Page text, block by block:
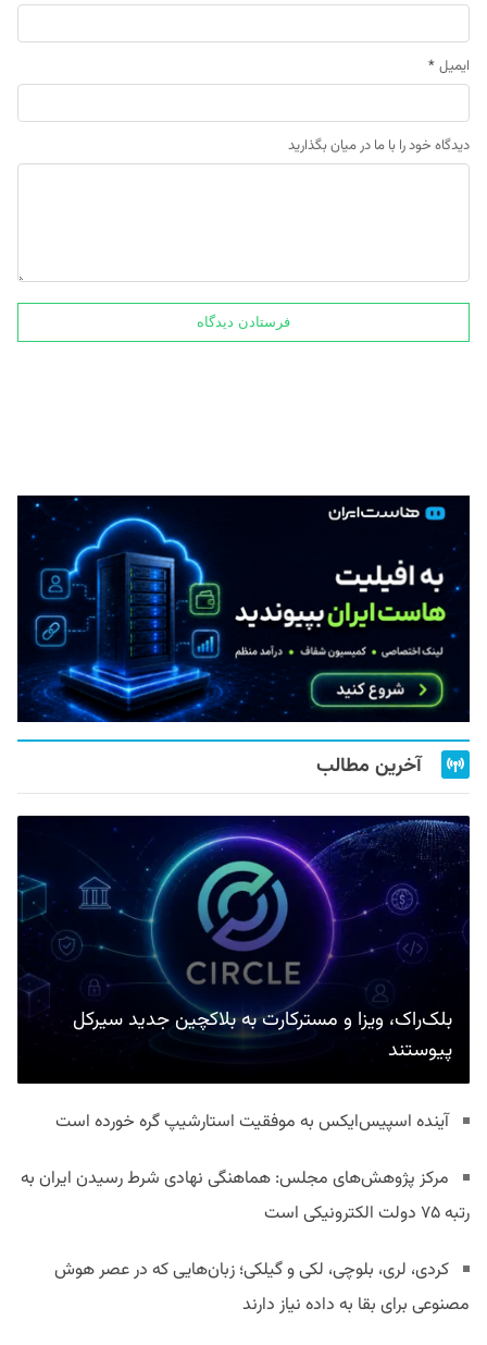
ایمیل *
دیدگاه خود را با ما در میان بگذارید
آخرین مطالب
بلک‌راک، ویزا و مسترکارت به بلاکچین جدید سیرکل
پیوستند
آینده اسپیس‌ایکس به موفقیت استارشیپ گره خورده است
مرکز پژوهش‌های مجلس: هماهنگی نهادی شرط رسیدن ایران به
رتبه ۷۵ دولت الکترونیکی است
کردی، لری، بلوچی، لکی و گیلکی؛ زبان‌هایی که در عصر هوش
مصنوعی برای بقا به داده نیاز دارند